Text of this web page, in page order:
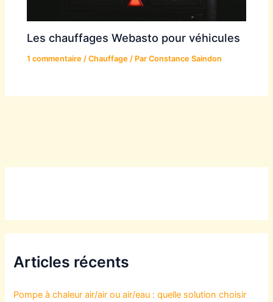
Les chauffages Webasto pour véhicules
1 commentaire /Chauffage / ParConstance Saindon
Articles récents
Pompe à chaleur air/air ou air/eau : quelle solution choisir